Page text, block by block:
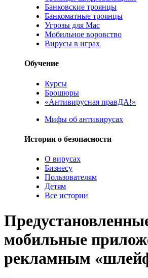
Банковские троянцы
Банкоматные троянцы
Угрозы для Mac
Мобильное воровство
Вирусы в играх
Обучение
Курсы
Брошюры
«Антивирусная правДА!»
Мифы об антивирусах
Истории о безопасности
О вирусах
Бизнесу
Пользователям
Детям
Все истории
мобильные
рекламным